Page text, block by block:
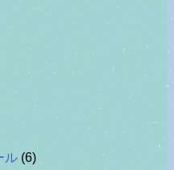
ル (6)